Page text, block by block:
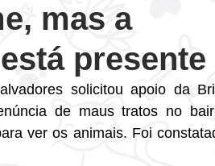
mas a
presente
solicitou apoio da
de maus tratos no
ver os animais. Foi